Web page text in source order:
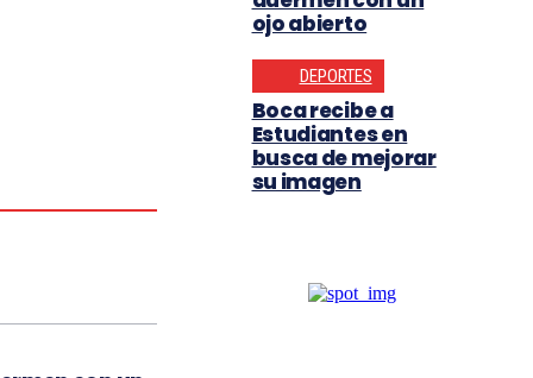
ojo abierto
DEPORTES
Boca recibe a
Estudiantes en
busca de mejorar
su imagen